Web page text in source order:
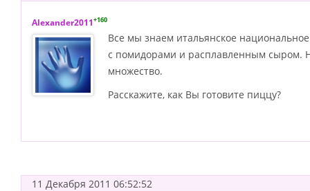
Alexander2011+160
Все мы знаем итальянское
с помидорами и расплавленным сыром.
множество.
Расскажите, как Вы готовите пиццу?
11 Декабря 2011 06:52:52